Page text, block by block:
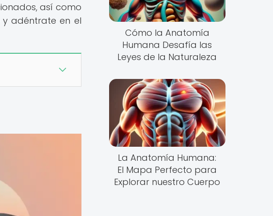
así como
y adéntrate en el
Cómo la Anatomía
Humana Desafía las
Leyes de la Naturaleza
La Anatomía Humana:
El Mapa Perfecto para
Explorar nuestro Cuerpo